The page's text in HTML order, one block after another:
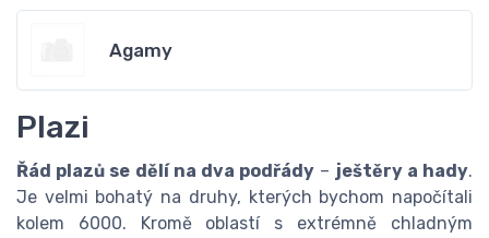
Agamy
Plazi
Řád plazů se dělí na dva podřády – ještěry a hady.
Je velmi bohatý na druhy, kterých bychom napočítali
kolem 6000. Kromě oblastí s extrémně chladným